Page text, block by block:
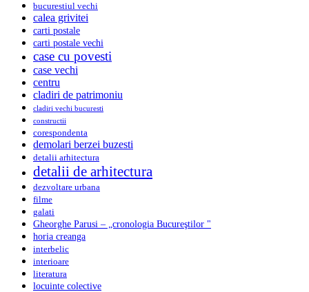
bucurestiul vechi
calea grivitei
carti postale
carti postale vechi
case cu povesti
case vechi
centru
cladiri de patrimoniu
cladiri vechi bucuresti
constructii
corespondenta
demolari berzei buzesti
detalii arhitectura
detalii de arhitectura
dezvoltare urbana
filme
galati
Gheorghe Parusi – „cronologia Bucureştilor "
horia creanga
interbelic
interioare
literatura
locuinte colective